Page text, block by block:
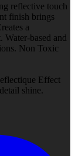
reflective touch
finish brings
a
based and
Non Toxic
Effect
shine.